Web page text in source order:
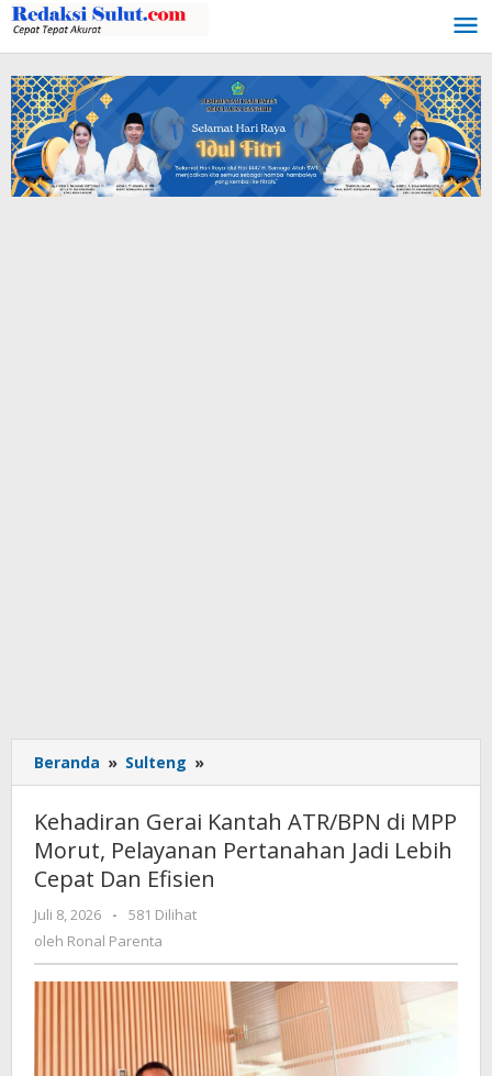
Lewati
ke
konten
Beranda » Sulteng »
Gerai
ATR/BPN
di
MPP
Jadi
Lebih
Cepat
Dan
Efisien
Kehadiran Gerai Kantah ATR/BPN di MPP
Morut, Pelayanan Pertanahan Jadi Lebih
Cepat Dan Efisien
Juli 8, 2026
oleh
Ronal
-
581 Dilihat
oleh Ronal Parenta